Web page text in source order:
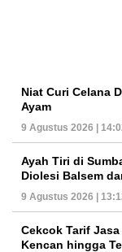
Niat Curi Celana
Ayam
9 Agustus 2026 |
Ayah Tiri di
Diolesi Balsem
9 Agustus 2026 |
Cekcok Tarif
Kencan hingga